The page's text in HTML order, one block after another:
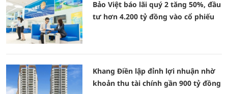
Bảo Việt báo lãi quý 2 tăng 50%, đầu
tư hơn 4.200 tỷ đồng vào cổ phiếu
Khang Điền lập đỉnh lợi nhuận nhờ
khoản thu tài chính gần 900 tỷ đồng